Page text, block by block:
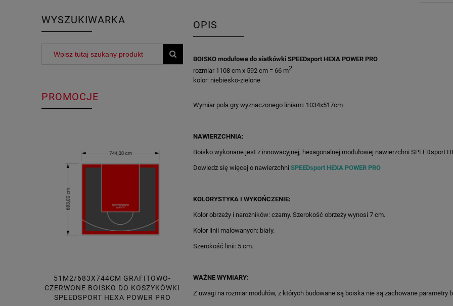
WYSZUKIWARKA
PROMOCJE
51M2/683X744CM GRAFITOWO-
CZERWONE BOISKO DO KOSZYKÓWKI
SPEEDSPORT HEXA POWER PRO
51M2/683X744CM NIEBIESKO-
KOSZYKÓWKI SPEEDSPORT HEXA
SPEEDSPORT HEXA POWER
OPIS
BOISKO modułowe do siatkówki SPEEDsport HEXA POWER PRO
rozmiar 1108 cm x 592 cm = 66 m2
kolor: niebiesko-zielone
Wymiar pola gry wyznaczonego liniami: 1034x517cm
NAWIERZCHNIA:
Boisko wykonane jest z innowacyjnej, hexagonalnej modułowej nawierzchni SPEEDsport
Dowiedz się więcej o nawierzchni SPEEDsport HEXA POWER PRO
KOLORYSTYKA I WYKOŃCZENIE:
Kolor obrzeży i narożników: czarny. Szerokość obrzeży wynosi 7 cm.
Kolor linii malowanych: biały.
Szerokość linii: 5 cm.
WAŻNE WYMIARY:
Z uwagi na rozmiar modułów, z których budowane są boiska nie są zachowane parametry